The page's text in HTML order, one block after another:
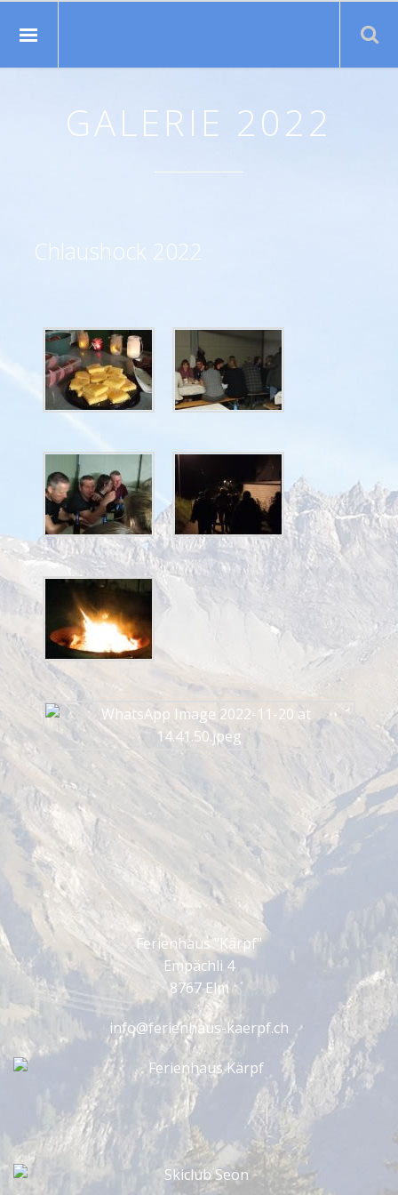
GALERIE 2022
Chlaushock 2022
Ferienhaus "Kärpf"
Empächli 4
8767 Elm
info@ferienhaus-kaerpf.ch